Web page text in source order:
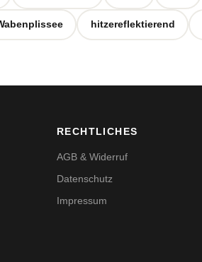
hitzereflektierend
RECHTLICHES
AGB & Widerruf
Datenschutz
Impressum